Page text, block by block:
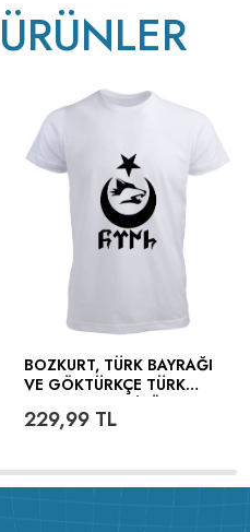
BOZKURT, TÜRK BAYRAĞI
VE GÖKTÜRKÇE TÜRK
229,99TL